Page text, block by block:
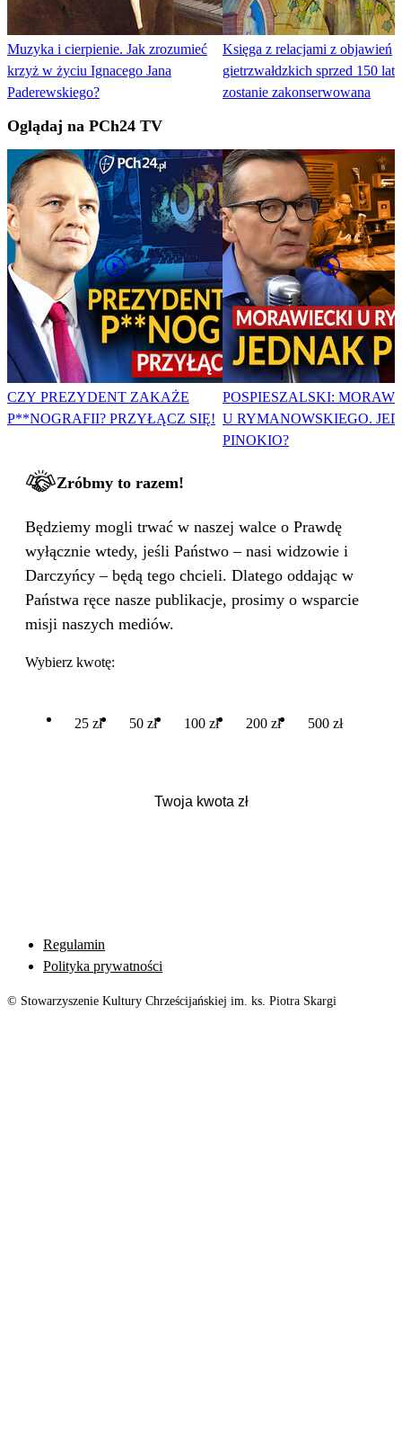
Muzyka i cierpienie. Jak zrozumieć
krzyż w życiu Ignacego Jana
Paderewskiego?
Księga z relacjami z objawień
gietrzwałdzkich sprzed 150 lat
zostanie zakonserwowana
Oglądaj na PCh24 TV
CZY PREZYDENT ZAKAŻE
P**NOGRAFII? PRZYŁĄCZ SIĘ!
POSPIESZALSKI:
U RYMANOWSKIEGO.
PINOKIO?
Zróbmy to razem!
Będziemy mogli trwać w naszej walce o Prawdę
wyłącznie wtedy, jeśli Państwo – nasi widzowie i
Darczyńcy – będą tego chcieli. Dlatego oddając w
Państwa ręce nasze publikacje, prosimy o wsparcie
misji naszych mediów.
Wybierz kwotę:
25 zł 50 zł 100 zł 200 zł 500 zł
Regulamin
Polityka prywatności
© Stowarzyszenie Kultury Chrześcijańskiej im. ks. Piotra Skargi